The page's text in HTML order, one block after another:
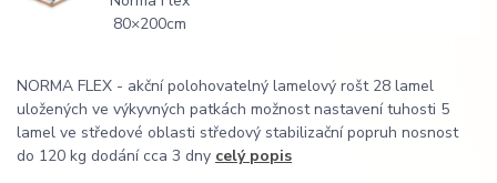
NORMA FLEX - akční polohovatelný lamelový rošt 28 lamel
uložených ve výkyvných patkách možnost nastavení tuhosti 5
lamel ve středové oblasti středový stabilizační popruh nosnost
do 120 kg dodání cca 3 dny celý popis